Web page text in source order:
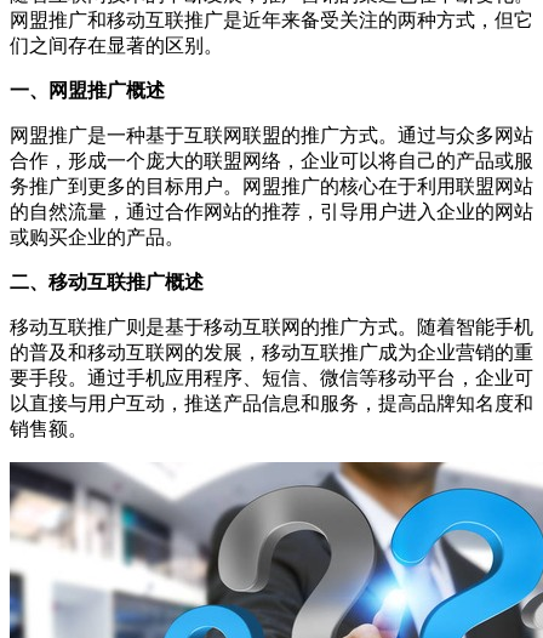
网盟推广和移动互联推广是近年来备受关注的两种方式，但它
们之间存在显著的区别。
一、网盟推广概述
网盟推广是一种基于互联网联盟的推广方式。通过与众多网站
合作，形成一个庞大的联盟网络，企业可以将自己的产品或服
务推广到更多的目标用户。网盟推广的核心在于利用联盟网站
的自然流量，通过合作网站的推荐，引导用户进入企业的网站
或购买企业的产品。
二、移动互联推广概述
移动互联推广则是基于移动互联网的推广方式。随着智能手机
的普及和移动互联网的发展，移动互联推广成为企业营销的重
要手段。通过手机应用程序、短信、微信等移动平台，企业可
以直接与用户互动，推送产品信息和服务，提高品牌知名度和
销售额。